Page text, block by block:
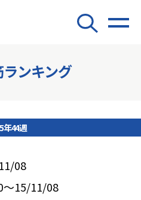
ンキング
年44週
08
～15/11/08